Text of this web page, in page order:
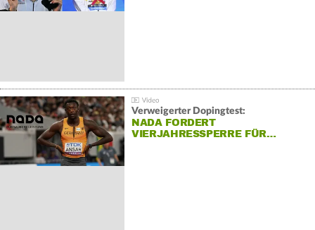
Verweigerter Dopingtest:
NADA FORDERT
VIERJAHRESSPERRE FÜR…